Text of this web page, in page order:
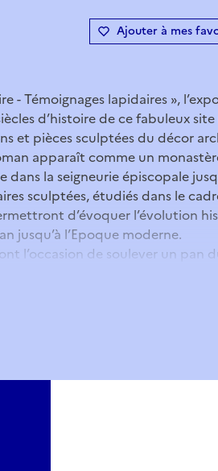
Ajouter à mes
- Témoignages lapidaires »,
d’histoire de ce fabuleux
et pièces sculptées du décor
apparaît comme un
la seigneurie épiscopale
sculptées, étudiés dans le
d’évoquer l’évolution
jusqu’à l’Epoque moderne.
l’occasion de soulever un pan
habitants de la butte de Saint-
à découvrir ou
de la vente du site par